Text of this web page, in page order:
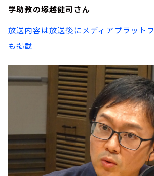
学助教の塚越健司さん
放送内容は放送後にメディアプラット
も掲載